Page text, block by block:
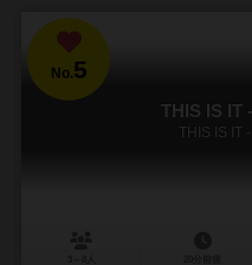
No.5
THIS IS IT
THIS IS IT